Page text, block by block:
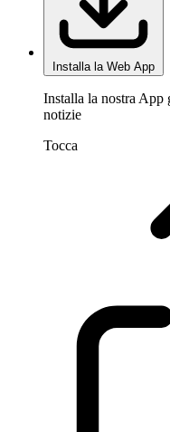
Installa la Web App
Installa la nostra App
notizie
Tocca